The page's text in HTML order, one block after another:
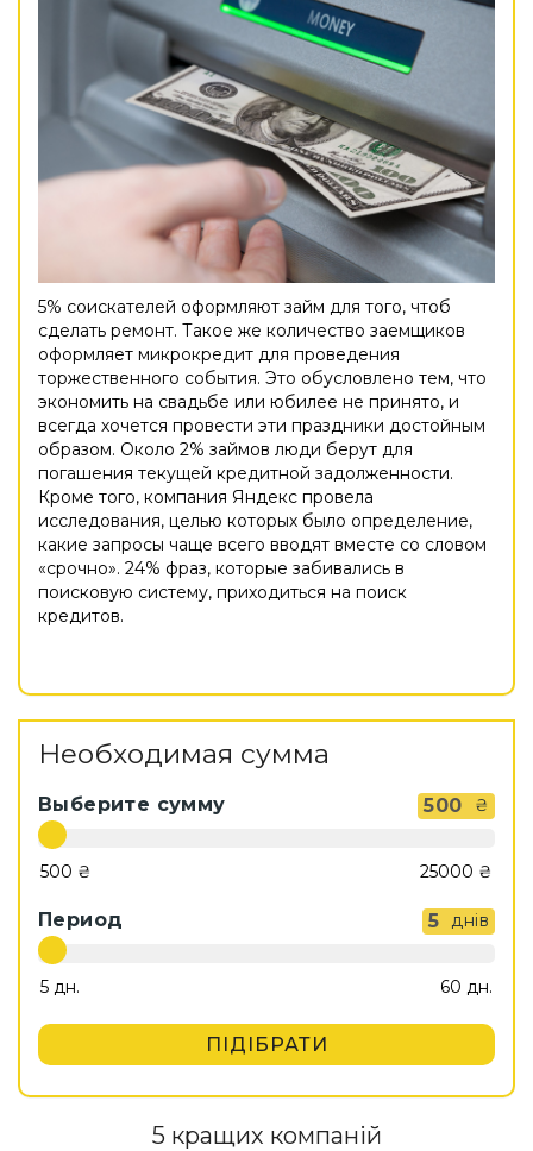
5% соискателей оформляют займ для того, чтоб
сделать ремонт. Такое же количество заемщиков
оформляет микрокредит для проведения
торжественного события. Это обусловлено тем, что
экономить на свадьбе или юбилее не принято, и
всегда хочется провести эти праздники достойным
образом. Около 2% займов люди берут для
погашения текущей кредитной задолженности.
Кроме того, компания Яндекс провела
исследования, целью которых было определение,
какие запросы чаще всего вводят вместе со словом
«срочно». 24% фраз, которые забивались в
поисковую систему, приходиться на поиск
кредитов.
Необходимая сумма
Выберите сумму 500 ₴
Период 5 днів
ПІДІБРАТИ
5 кращих компаній